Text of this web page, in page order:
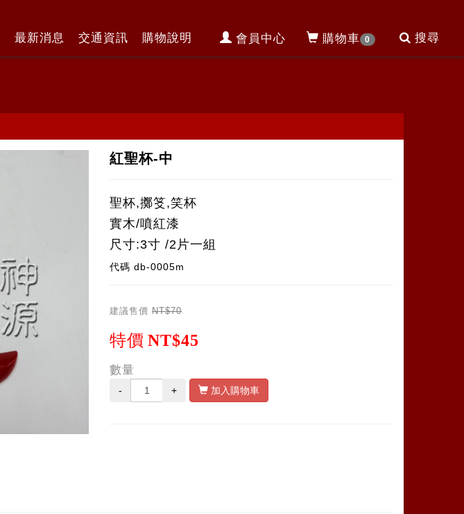
會員中心 購物車 0 搜尋
最新消息 交通資訊 購物說明
紅聖杯-中
聖杯,擲笅,笑杯
實木/噴紅漆
尺寸:3寸 /2片一組
代碼db-0005m
建議售價 NT$70
特價 NT$45
數量
- + 加入購物車